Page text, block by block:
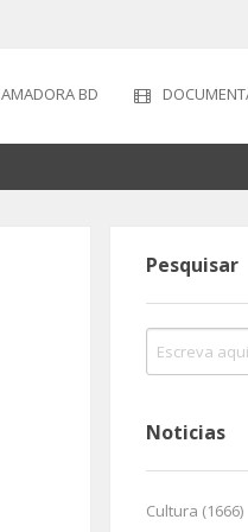
AMADORA BD
Pesquisar
Noticias
Cultura (1666)